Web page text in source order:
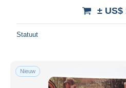
± US$
Statuut
Nieuw